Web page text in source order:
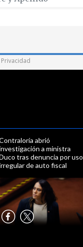
abrió
a ministra
tras denuncia por uso
de auto fiscal